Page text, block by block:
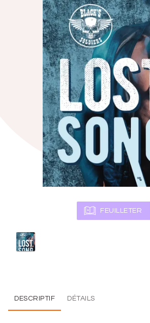
FEUILLETER
DESCRIPTIF DÉTAILS